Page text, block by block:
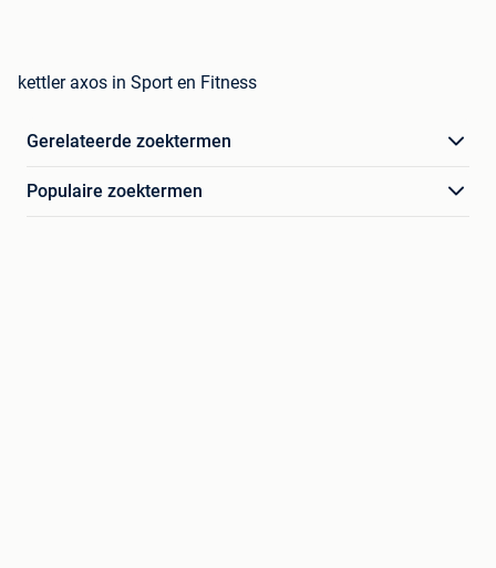
kettler axos in Sport en Fitness
Gerelateerde zoektermen
Populaire zoektermen